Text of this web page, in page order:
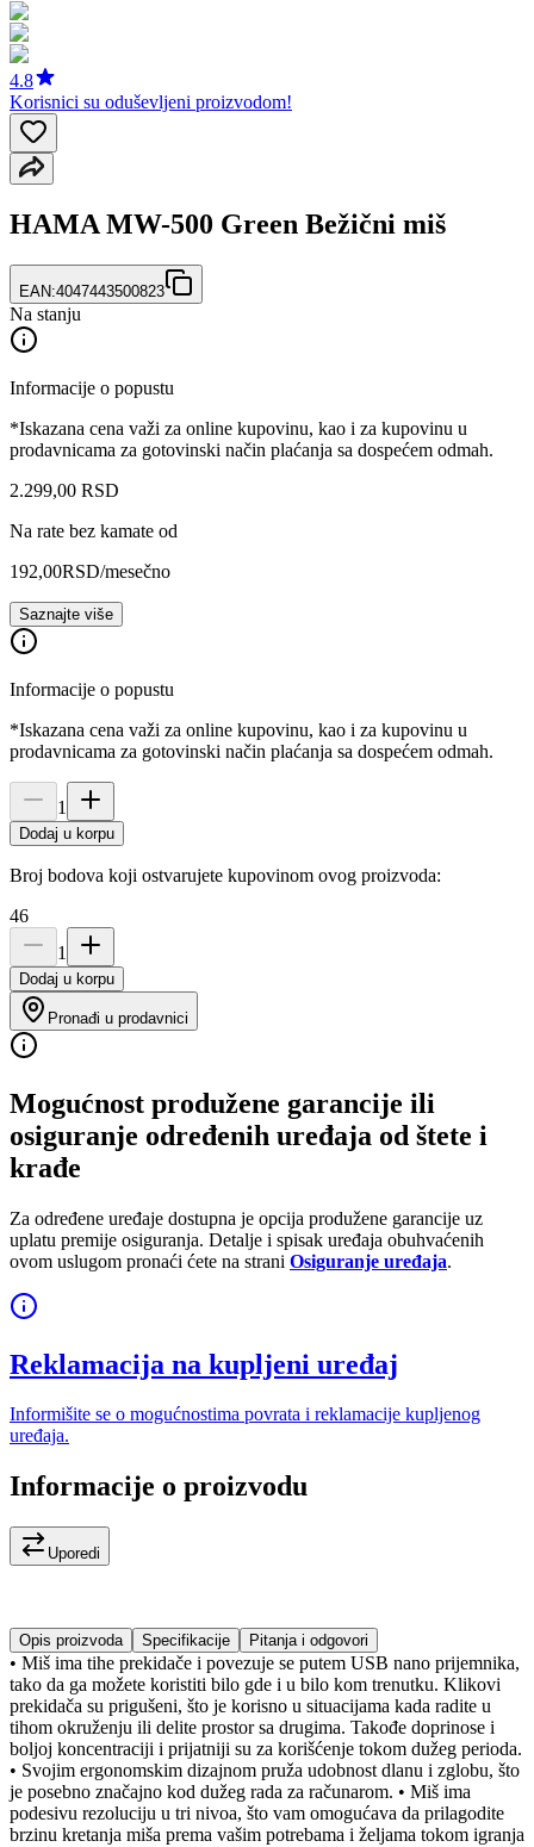
4.8
Korisnici su oduševljeni proizvodom!
HAMA MW-500 Green Bežični miš
EAN:4047443500823
Na stanju
Informacije o popustu
*Iskazana cena važi za online kupovinu, kao i za kupovinu u
prodavnicama za gotovinski način plaćanja sa dospećem odmah.
2.299,00 RSD
Na rate bez kamate od
192,00RSD/mesečno
Saznajte više
Informacije o popustu
*Iskazana cena važi za online kupovinu, kao i za kupovinu u
prodavnicama za gotovinski način plaćanja sa dospećem odmah.
1
Dodaj u korpu
Broj bodova koji ostvarujete kupovinom ovog proizvoda:
46
1
Dodaj u korpu
Pronađi u prodavnici
Mogućnost produžene garancije ili
osiguranje određenih uređaja od štete i
krađe
Za određene uređaje dostupna je opcija produžene garancije uz
uplatu premije osiguranja. Detalje i spisak uređaja obuhvaćenih
ovom uslugom pronaći ćete na strani Osiguranje uređaja.
Reklamacija na kupljeni uređaj
Informišite se o mogućnostima povrata i reklamacije kupljenog
uređaja.
Informacije o proizvodu
Uporedi
Opis proizvoda Specifikacije Pitanja i odgovori
• Miš ima tihe prekidače i povezuje se putem USB nano prijemnika,
tako da ga možete koristiti bilo gde i u bilo kom trenutku. Klikovi
prekidača su prigušeni, što je korisno u situacijama kada radite u
tihom okruženju ili delite prostor sa drugima. Takođe doprinose i
boljoj koncentraciji i prijatniji su za korišćenje tokom dužeg perioda.
• Svojim ergonomskim dizajnom pruža udobnost dlanu i zglobu, što
je posebno značajno kod dužeg rada za računarom. • Miš ima
podesivu rezoluciju u tri nivoa, što vam omogućava da prilagodite
brzinu kretanja miša prema vašim potrebama i željama tokom igranja